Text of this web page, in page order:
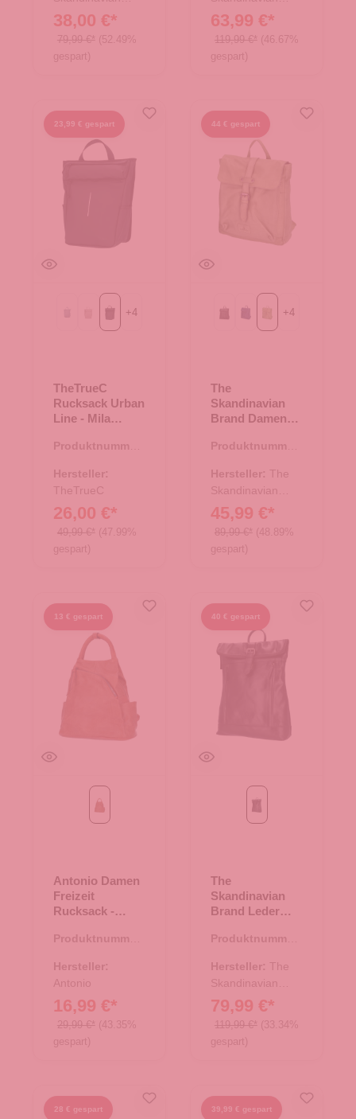
Brand
38,00 €*
79,99 €* (52.49%
gespart)
Brand
63,99 €*
119,99 €* (46.67%
gespart)
23,99 € gespart
beigeschwarz
+4
TheTrueC
Rucksack Urban
Line - Mila
Produktnummer:
Hersteller:
TheTrueC
26,00 €*
49,99 €* (47.99%
gespart)
44 € gespart
BlackBlueGreen
+4
The
Skandinavian
Brand Damen
- Green
Produktnummer:
Hersteller: The
Skandinavian
Brand
45,99 €*
89,99 €* (48.89%
gespart)
13 € gespart
Camel
Antonio Damen
Freizeit
Rucksack -
Produktnummer:
Hersteller:
Antonio
16,99 €*
29,99 €* (43.35%
gespart)
40 € gespart
schwarz
The
Skandinavian
Brand Leder
Rucksack -
Produktnummer:
Hersteller: The
Skandinavian
Brand
79,99 €*
119,99 €* (33.34%
gespart)
28 € gespart 39,99 € gespart